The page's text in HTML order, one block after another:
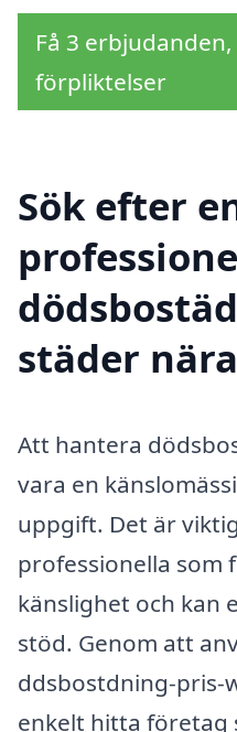
Få 3
förpliktelser
Sök efter
städer
Att hantera
vara en
uppgift. Det är
professionella som
känslighet och kan
stöd. Genom att
ddsbostdning-pris-
enkelt hitta företag